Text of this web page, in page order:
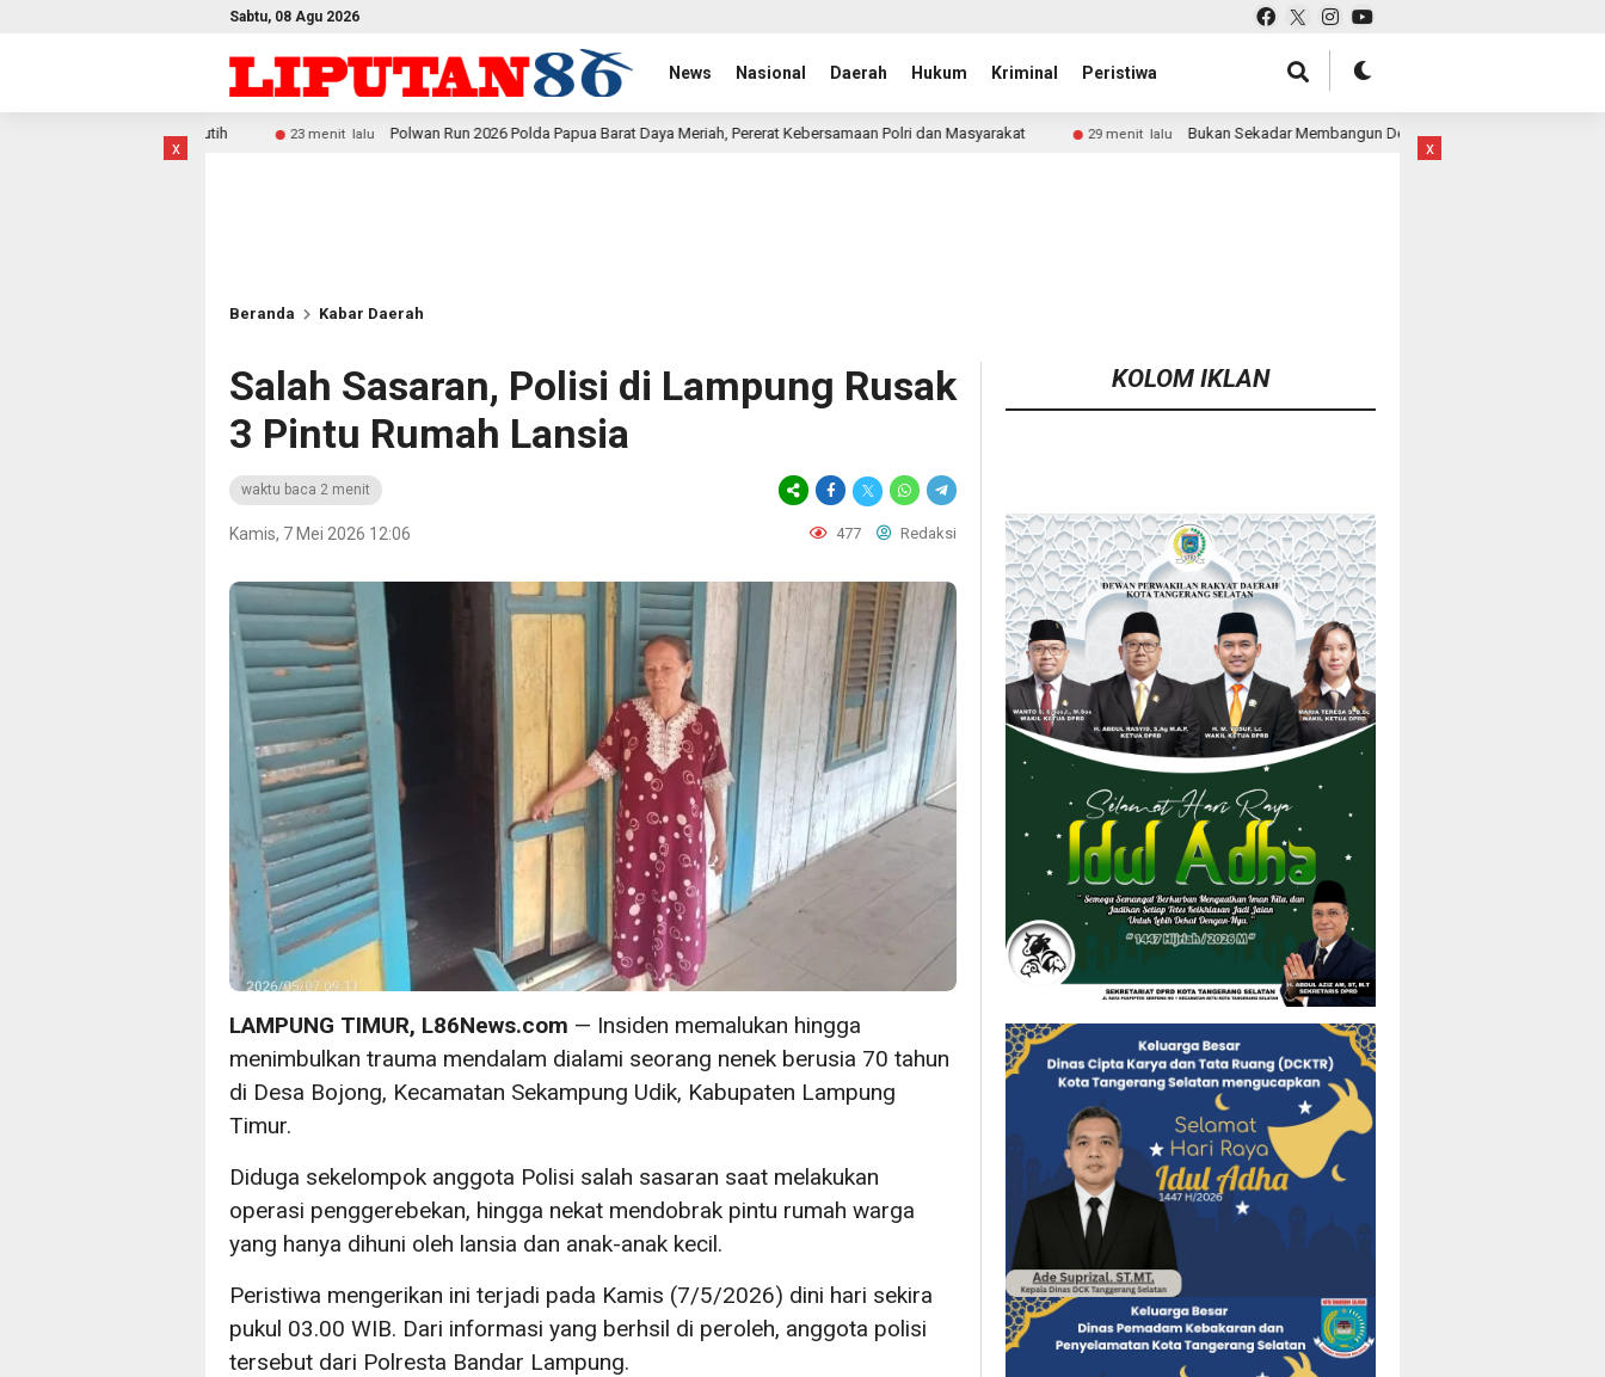
Sabtu, 08 Agu 2026
News Nasional Daerah Hukum Kriminal Peristiwa
x
23 menit lalu Polwan Run 2026 Polda Papua Barat Daya Meriah, Pererat Kebersamaan Polri dan Masyarakat 29 menit lalu Bukan Sekadar Membangun Desa, Satgas TMMD Ke-129 Hadirkan Keceriaan
Beranda Kabar Daerah
Salah Sasaran, Polisi di Lampung Rusak
3 Pintu Rumah Lansia
waktu baca 2 menit
Kamis, 7 Mei 2026 12:06 477 Redaksi
LAMPUNG TIMUR, L86News.com — Insiden memalukan hingga
menimbulkan trauma mendalam dialami seorang nenek berusia 70 tahun
di Desa Bojong, Kecamatan Sekampung Udik, Kabupaten Lampung
Timur.
Diduga sekelompok anggota Polisi salah sasaran saat melakukan
operasi penggerebekan, hingga nekat mendobrak pintu rumah warga
yang hanya dihuni oleh lansia dan anak-anak kecil.
Peristiwa mengerikan ini terjadi pada Kamis (7/5/2026) dini hari sekira
pukul 03.00 WIB. Dari informasi yang berhsil di peroleh, anggota polisi
tersebut dari Polresta Bandar Lampung.
KOLOM IKLAN
x